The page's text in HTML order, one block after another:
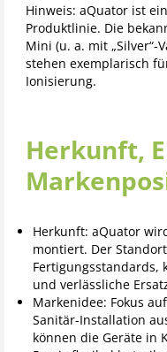
Hinweis: aQuator ist
Produktlinie. Die
Mini (u. a. mit „Silver“-
stehen exemplarisch
Ionisierung.
Herkunft,
Herkunft: aQuator
montiert. Der
Fertigungsstandards,
und verlässliche
Markenidee: Fokus
Sanitär-Installation
können die Geräte in